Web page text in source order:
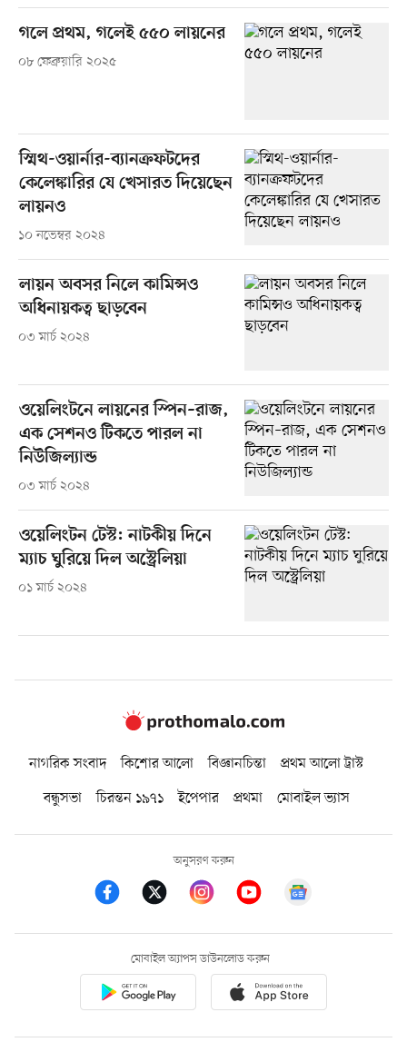
গলে প্রথম, গলেই ৫৫০ লায়নের
০৮ ফেব্রুয়ারি ২০২৫
স্মিথ-ওয়ার্নার-ব্যানক্রফটদের
কেলেঙ্কারির যে খেসারত দিয়েছেন
লায়নও
১০ নভেম্বর ২০২৪
লায়ন অবসর নিলে কামিন্সও
অধিনায়কত্ব ছাড়বেন
০৩ মার্চ ২০২৪
ওয়েলিংটনে লায়নের স্পিন–রাজ,
এক সেশনও টিকতে পারল না
নিউজিল্যান্ড
০৩ মার্চ ২০২৪
ওয়েলিংটন টেস্ট: নাটকীয় দিনে
ম্যাচ ঘুরিয়ে দিল অস্ট্রেলিয়া
০১ মার্চ ২০২৪
নাগরিক সংবাদ কিশোর আলো বিজ্ঞানচিন্তা
প্রথম আলো ট্রাস্ট
বন্ধুসভা
চিরন্তন ১৯৭১ ইপেপার প্রথমা মোবাইল ভ্যাস
অনুসরণ করুন
মোবাইল অ্যাপস ডাউনলোড করুন